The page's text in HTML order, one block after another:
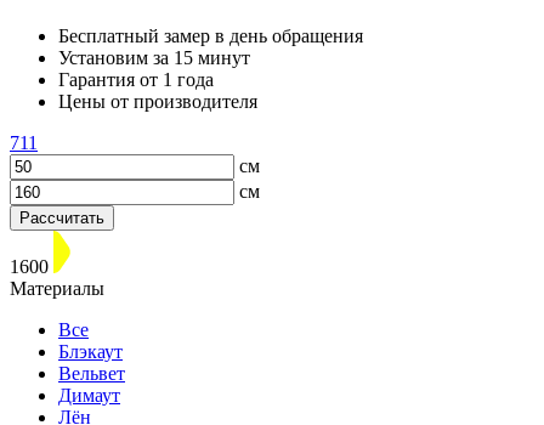
Бесплатный замер в день обращения
Установим за 15 минут
Гарантия от 1 года
Цены от производителя
711
см
см
Рассчитать
1600
Материалы
Все
Блэкаут
Вельвет
Димаут
Лён